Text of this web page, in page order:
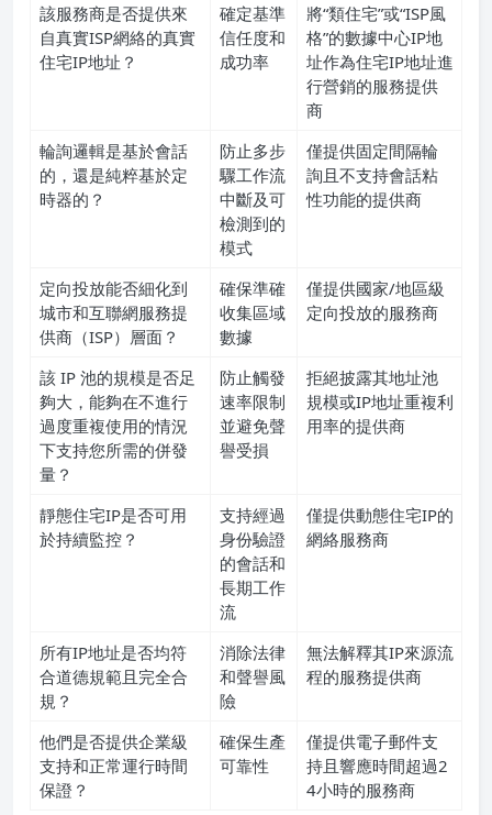
該服務商是否提供來
自真實ISP網絡的真實
住宅IP地址？
確定基準
信任度和
成功率
將“類住宅”或“ISP風
格”的數據中心IP地
址作為住宅IP地址進
行營銷的服務提供
商
輪詢邏輯是基於會話
的，還是純粹基於定
時器的？
防止多步
驟工作流
中斷及可
檢測到的
模式
僅提供固定間隔輪
詢且不支持會話粘
性功能的提供商
定向投放能否細化到
城市和互聯網服務提
供商（ISP）層面？
確保準確
收集區域
數據
僅提供國家/地區級
定向投放的服務商
該 IP 池的規模是否足
夠大，能夠在不進行
過度重複使用的情況
下支持您所需的併發
量？
防止觸發
速率限制
並避免聲
譽受損
拒絕披露其地址池
規模或IP地址重複利
用率的提供商
靜態住宅IP是否可用
於持續監控？
支持經過
身份驗證
的會話和
長期工作
流
僅提供動態住宅IP的
網絡服務商
所有IP地址是否均符
合道德規範且完全合
規？
消除法律
和聲譽風
險
無法解釋其IP來源流
程的服務提供商
他們是否提供企業級
支持和正常運行時間
保證？
確保生產
可靠性
僅提供電子郵件支
持且響應時間超過2
4小時的服務商